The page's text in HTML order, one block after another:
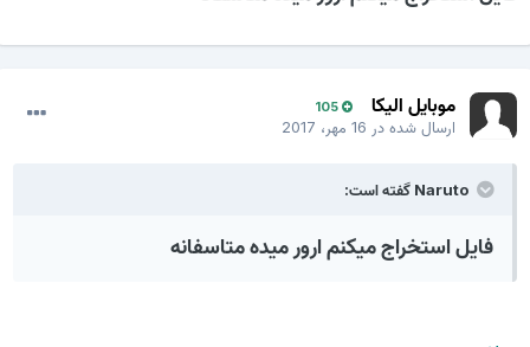
موبایل الیکا 105
ارسال شده در16 مهر، 2017
Naruto گفته است:
فایل استخراج میکنم ارور میده متاسفانه